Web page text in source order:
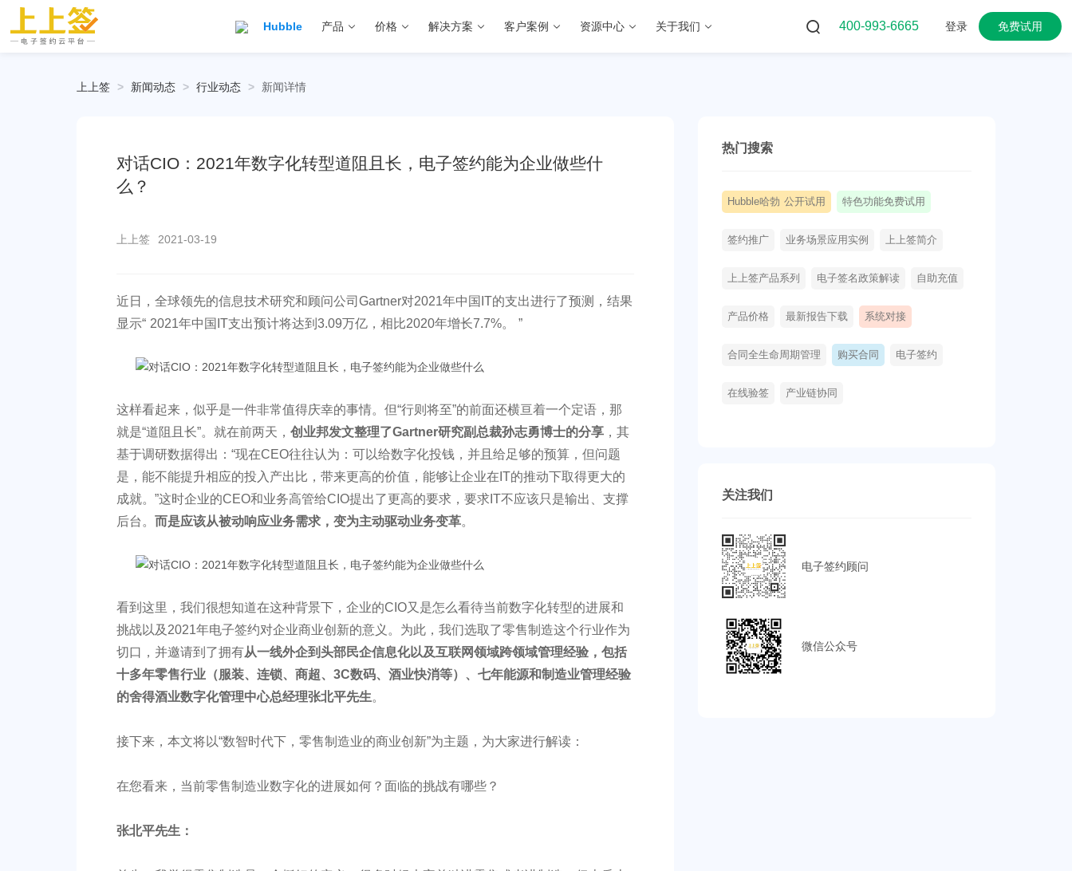
Hubble 产品 价格 解决方案 客户案例 资源中心 关于我们 400-993-6665 登录 免费试用
上上签 > 新闻动态 > 行业动态 > 新闻详情
对话CIO：2021年数字化转型道阻且长，电子签约能为企业做些什
么？
上上签 2021-03-19
近日，全球领先的信息技术研究和顾问公司Gartner对2021年中国IT的支出进行了预测，结果
显示“ 2021年中国IT支出预计将达到3.09万亿，相比2020年增长7.7%。 ”
这样看起来，似乎是一件非常值得庆幸的事情。但“行则将至”的前面还横亘着一个定语，那
就是“道阻且长”。就在前两天， 创业邦发文整理了Gartner研究副总裁孙志勇博士的分享 ，其
基于调研数据得出：“现在CEO往往认为：可以给数字化投钱，并且给足够的预算，但问题
是，能不能提升相应的投入产出比，带来更高的价值，能够让企业在IT的推动下取得更大的
成就。”这时企业的CEO和业务高管给CIO提出了更高的要求，要求IT不应该只是输出、支撑
后台。 而是应该从被动响应业务需求，变为主动驱动业务变革。
看到这里，我们很想知道在这种背景下，企业的CIO又是怎么看待当前数字化转型的进展和
挑战以及2021年电子签约对企业商业创新的意义。为此，我们选取了零售制造这个行业作为
切口，并邀请到了拥有从一线外企到头部民企信息化以及互联网领域跨领域管理经验，包括
十多年零售行业（服装、连锁、商超、3C数码、酒业快消等）、七年能源和制造业管理经验
的舍得酒业数字化管理中心总经理张北平先生。
接下来，本文将以“数智时代下，零售制造业的商业创新”为主题，为大家进行解读：
在您看来，当前零售制造业数字化的进展如何？面临的挑战有哪些？
张北平先生：
热门搜索
Hubble哈勃 公开试用 特色功能免费试用
签约推广 业务场景应用实例 上上签简介
上上签产品系列 电子签名政策解读 自助充值
产品价格 最新报告下载 系统对接
合同全生命周期管理 购买合同 电子签约
在线验签 产业链协同
关注我们
电子签约顾问
微信公众号